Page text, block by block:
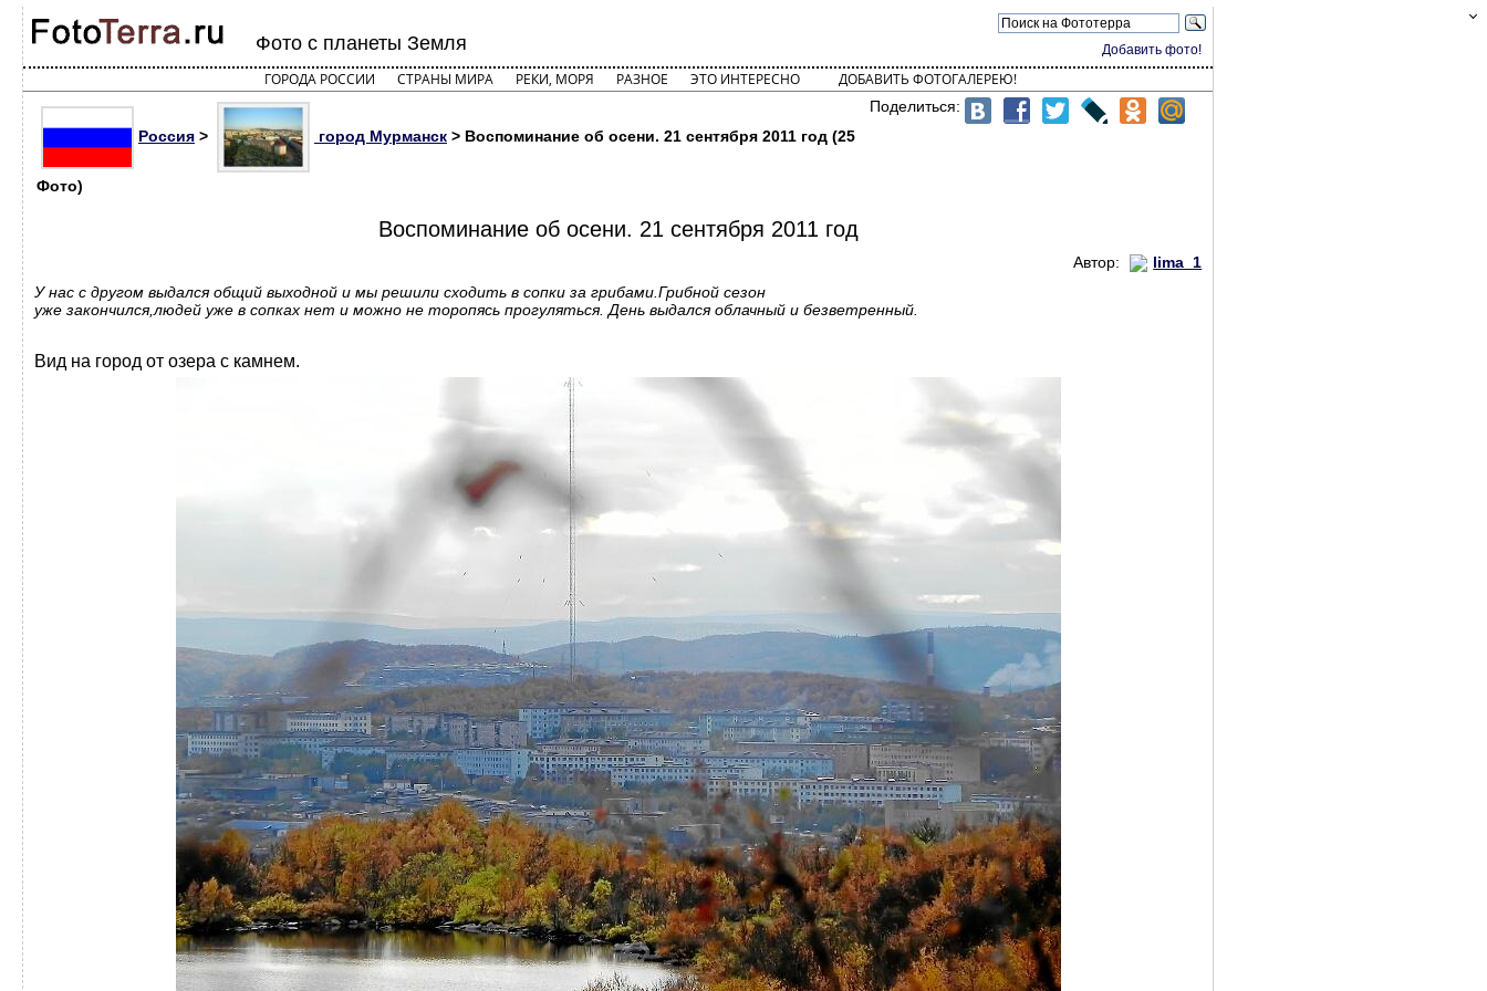
Добавить фото!
Фото с планеты Земля
ГОРОДА РОССИИ СТРАНЫ МИРА РЕКИ, МОРЯ РАЗНОЕ ЭТО ИНТЕРЕСНО ДОБАВИТЬ ФОТОГАЛЕРЕЮ!
Поделиться:
Россия > город Мурманск > Воспоминание об осени. 21 сентября 2011 год (25
Фото)
Воспоминание об осени. 21 сентября 2011 год
Автор:
lima_1
У нас с другом выдался общий выходной и мы решили сходить в сопки за грибами.Грибной сезон
уже закончился,людей уже в сопках нет и можно не торопясь прогуляться. День выдался облачный и безветренный.
Вид на город от озера с камнем.